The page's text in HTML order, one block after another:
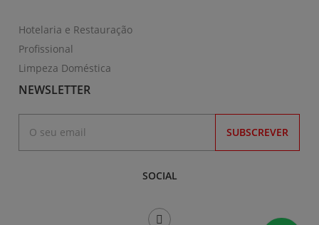
Hotelaria e Restauração
Profissional
Limpeza Doméstica
NEWSLETTER
SUBSCREVER
SOCIAL